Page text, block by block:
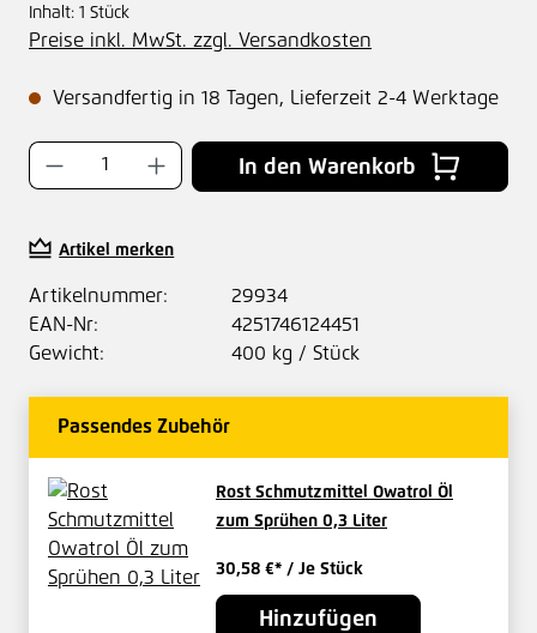
Inhalt: 1 Stück
Preise inkl. MwSt. zzgl. Versandkosten
Versandfertig in 18 Tagen, Lieferzeit 2-4 Werktage
Produkt Anzahl: Gib den gewünschten
In den Warenkorb
Artikel merken
Artikelnummer:
29934
EAN-Nr:
4251746124451
Gewicht:
400 kg / Stück
Passendes Zubehör
Rost Schmutzmittel Owatrol Öl
zum Sprühen 0,3 Liter
30,58 €* / Je Stück
Hinzufügen